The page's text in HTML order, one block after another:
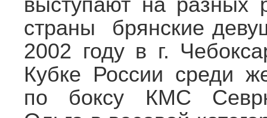
страны брянские
2002 году в г.
Кубке России среди
по боксу КМС